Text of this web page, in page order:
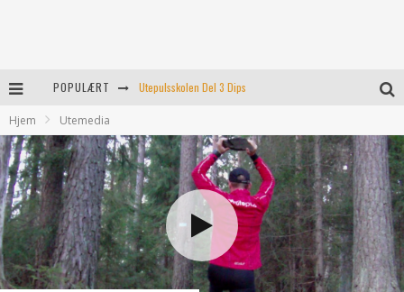
POPULÆRT Utepulsskolen Del 3 Dips
Føler ikke for å trene i dag!
8 tips som kanskje hjelper
Utetest: Polar Grit X
Hjem Utemedia